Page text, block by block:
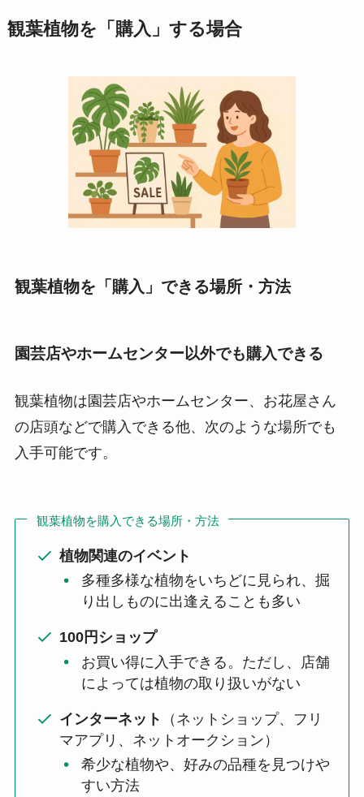
観葉植物を「購入」する場合
観葉植物を「購入」できる場所・方法
園芸店やホームセンター以外でも購入できる
観葉植物は園芸店やホームセンター、お花屋さん
の店頭などで購入できる他、次のような場所でも
入手可能です。
観葉植物を購入できる場所・方法
植物関連のイベント
多種多様な植物をいちどに見られ、掘
り出しものに出逢えることも多い
100円ショップ
お買い得に入手できる。ただし、店舗
によっては植物の取り扱いがない
インターネット
（ネットショップ、フリ
マアプリ、ネットオークション）
希少な植物や、好みの品種を見つけや
すい方法